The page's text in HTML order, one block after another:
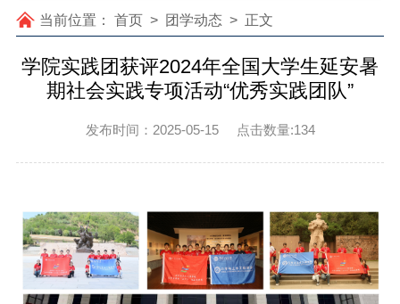
当前位置： 首页> 团学动态> 正文
学院实践团获评2024年全国大学生延安暑
期社会实践专项活动“优秀实践团队”
发布时间：2025-05-15 点击数量:134